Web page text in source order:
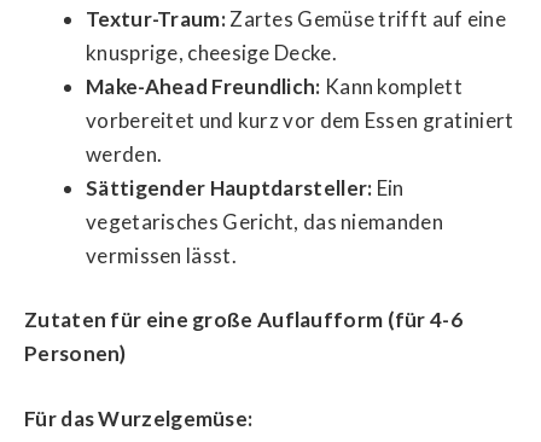
Textur-Traum:Zartes Gemüse trifft auf eine
knusprige, cheesige Decke.
Make-Ahead Freundlich: Kann komplett
vorbereitet und kurz vor dem Essen gratiniert
werden.
Sättigender Hauptdarsteller: Ein
vegetarisches Gericht, das niemanden
vermissen lässt.
Zutaten für eine große Auflaufform (für 4-6
Personen)
Für das Wurzelgemüse: